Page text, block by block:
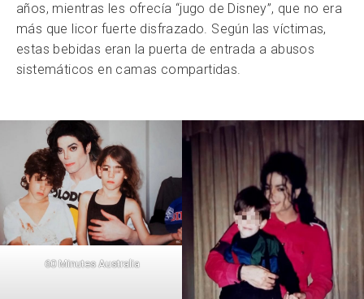
años, mientras les ofrecía “jugo de Disney”, que no era
más que licor fuerte disfrazado. Según las víctimas,
estas bebidas eran la puerta de entrada a abusos
sistemáticos en camas compartidas.
60 Minutes Australia